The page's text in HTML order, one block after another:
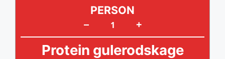
– +
PERSON
Protein gulerodskage